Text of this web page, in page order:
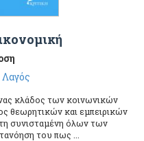
κλάδος των κοινωνικών
θεωρητικών και εμπειρικών
συνισταμένη όλων των
του πως ...